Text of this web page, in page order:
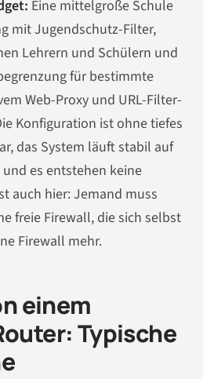
Eine mittelgroße Schule
mit Jugendschutz-Filter,
Lehrern und Schülern und
für bestimmte
Web-Proxy und URL-Filter-
Konfiguration ist ohne tiefes
das System läuft stabil auf
es entstehen keine
auch hier: Jemand muss
freie Firewall, die sich selbst
Firewall mehr.
einem
Typische